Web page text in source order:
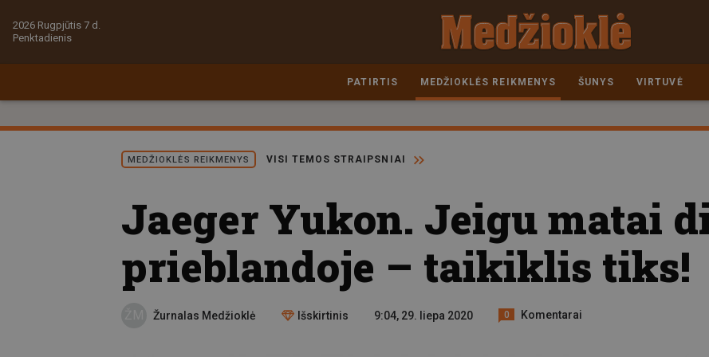
2026 Rugpjūtis 7 d.
Penktadienis
PATIRTIS MEDŽIOKLĖS REIKMENYS ŠUNYS VIRTUVĖ
MEDŽIOKLĖS REIKMENYS VISI TEMOS STRAIPSNIAI
Jaeger Yukon. Jeigu matai
prieblandoje – taikiklis tiks!
Žurnalas Medžioklė Išskirtinis 9:04, 29. liepa 2020 0 Komentarai